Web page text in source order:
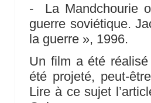
- La Mandchourie
guerre soviétique.
la guerre », 1996.
Un film a été
été projeté, peut-
Lire à ce sujet